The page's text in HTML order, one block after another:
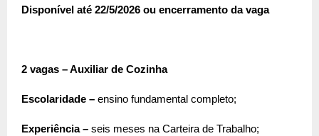
Disponível até 22/5/2026 ou encerramento da vaga
2 vagas – Auxiliar de Cozinha
Escolaridade – ensino fundamental completo;
Experiência – seis meses na Carteira de Trabalho;